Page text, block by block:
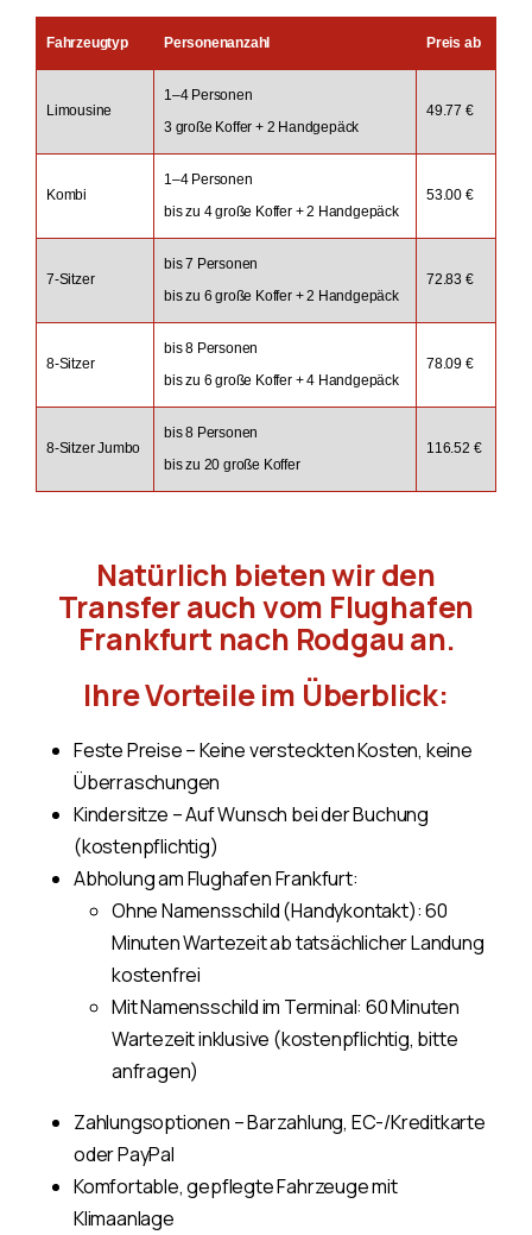
Fahrzeugtyp Personenanzahl Preis ab
Limousine
1–4 Personen
3 große Koffer + 2 Handgepäck
49.77 €
Kombi
1–4 Personen
bis zu 4 große Koffer + 2 Handgepäck
53.00 €
7-Sitzer
bis 7 Personen
bis zu 6 große Koffer + 2 Handgepäck
72.83 €
8-Sitzer
bis 8 Personen
bis zu 6 große Koffer + 4 Handgepäck
78.09 €
8-Sitzer Jumbo
bis 8 Personen
bis zu 20 große Koffer
116.52 €
Natürlich bieten wir den
Transfer auch vom Flughafen
Frankfurt nach Rodgau an.
Ihre Vorteile im Überblick:
Feste Preise – Keine versteckten Kosten, keine
Überraschungen
Kindersitze – Auf Wunsch bei der Buchung
(kostenpflichtig)
Abholung am Flughafen Frankfurt:
Ohne Namensschild (Handykontakt): 60
Minuten Wartezeit ab tatsächlicher Landung
kostenfrei
Mit Namensschild im Terminal: 60 Minuten
Wartezeit inklusive (kostenpflichtig, bitte
anfragen)
Zahlungsoptionen – Barzahlung, EC-/Kreditkarte
oder PayPal
Komfortable, gepflegte Fahrzeuge mit
Klimaanlage